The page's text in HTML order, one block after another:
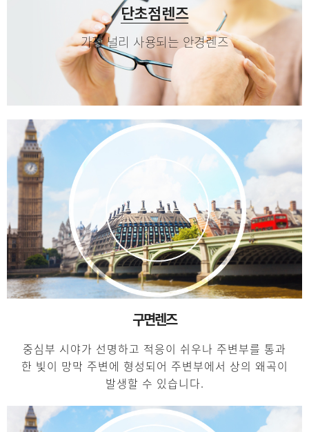
단초점렌즈
가장 널리 사용되는 안경렌즈
구면렌즈
중심부 시야가 선명하고 적응이 쉬우나 주변부를 통과
한 빛이 망막 주변에 형성되어 주변부에서 상의 왜곡이
발생할 수 있습니다.